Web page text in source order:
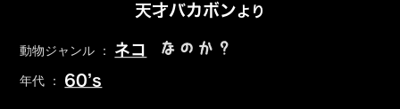
天才バカボンより
動物ジャンル ： ネコ なのか？
年代 ： 60’s